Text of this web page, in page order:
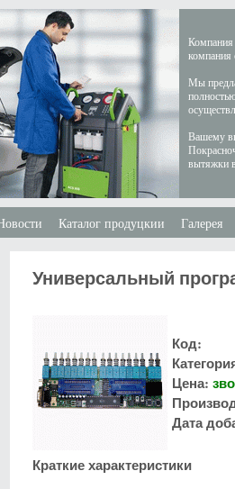
Компания
компания
Мы
Вашему
вытяжки
Каталог продуцкии Галерея
Универсальный
Код:
Цена:
Дата
Краткие характеристики